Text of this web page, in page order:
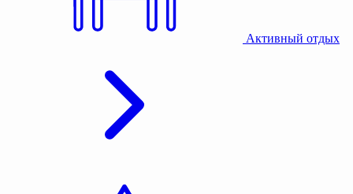
Активный отдых